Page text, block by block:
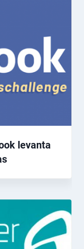
levanta